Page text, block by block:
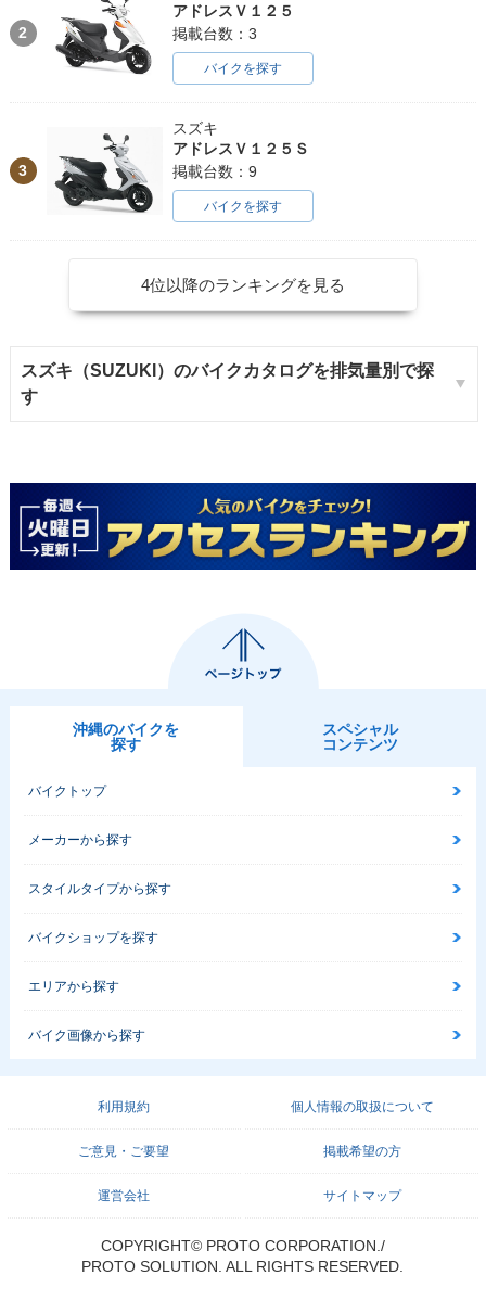
2
アドレスＶ１２５
掲載台数：3
バイクを探す
3
スズキ
アドレスＶ１２５Ｓ
掲載台数：9
バイクを探す
4位以降のランキングを見る
スズキ（SUZUKI）のバイクカタログを排気量別で探
す
沖縄のバイクを
探す
スペシャル
コンテンツ
バイクトップ
メーカーから探す
スタイルタイプから探す
バイクショップを探す
エリアから探す
バイク画像から探す
利用規約 個人情報の取扱について
ご意見・ご要望 掲載希望の方
運営会社 サイトマップ
COPYRIGHT© PROTO CORPORATION./
PROTO SOLUTION. ALL RIGHTS RESERVED.